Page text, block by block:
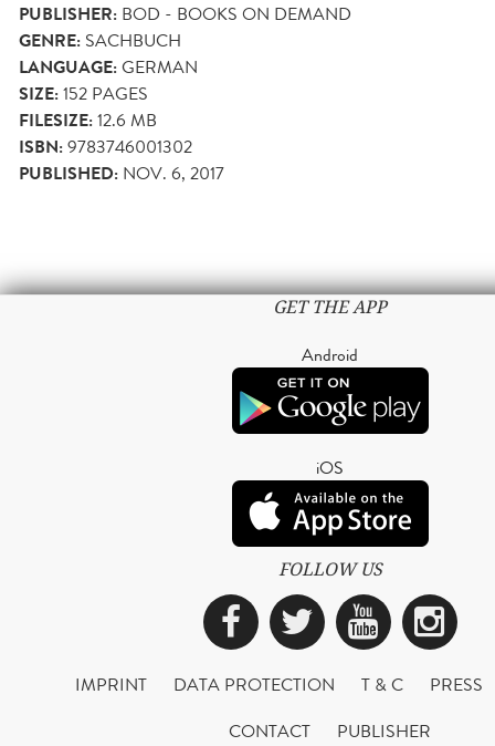
PUBLISHER: BOD - BOOKS ON DEMAND
GENRE: SACHBUCH
LANGUAGE:GERMAN
SIZE:152 PAGES
FILESIZE:12.6 MB
ISBN:9783746001302
PUBLISHED: NOV. 6, 2017
GET THE APP
Android
iOS
FOLLOW US
Facebook
Twitter
IMPRINT DATA PROTECTION T & C
PRESS
CONTACT
PUBLISHER